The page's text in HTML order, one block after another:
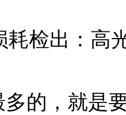
耗检出：高
多的，就是